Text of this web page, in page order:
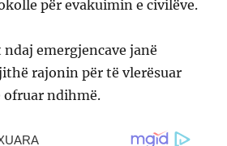
për evakuimin e civilëve.
emergjencave janë
rajonin për të vlerësuar
ofruar ndihmë.